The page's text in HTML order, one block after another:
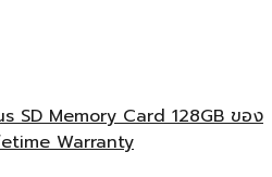
SD Memory Card 128GB ของ
Warranty